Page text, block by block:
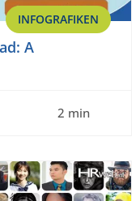
INFOGRAFIKEN
A
2 min